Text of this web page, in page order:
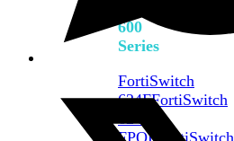
600
Series
FortiSwitch
624FFortiSwitch
624F-
FPOE
FortiSwitch